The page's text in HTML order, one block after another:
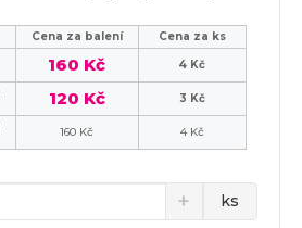
Cena za balení
Cena za ks
160 Kč
4 Kč
120 Kč
3 Kč
160 Kč 4 Kč
ks